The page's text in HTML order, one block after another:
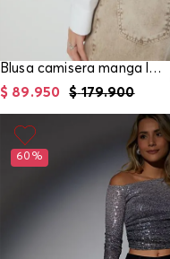
Blusa camisera manga larga para mujer
$ 179.900
$ 89.950
60%